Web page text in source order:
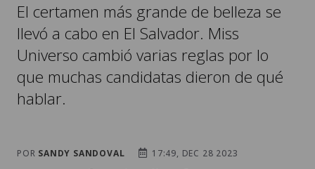
El certamen más grande de belleza se
llevó a cabo en El Salvador. Miss
Universo cambió varias reglas por lo
que muchas candidatas dieron de qué
hablar.
POR SANDY SANDOVAL
17:49, DEC 28 2023